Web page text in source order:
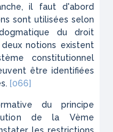
il faut d'abord
sont utilisées selon
du droit
notions existent
constitutionnel
être identifiées
[066]
du principe
de la Vème